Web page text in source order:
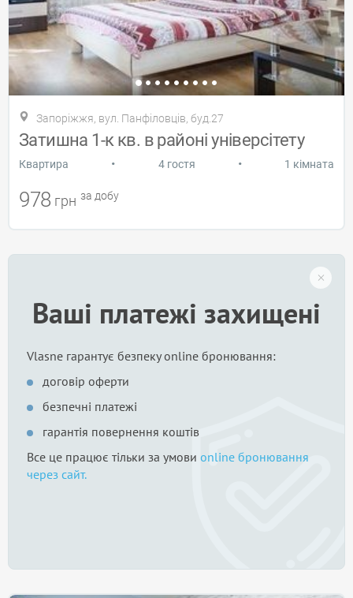
Запоріжжя, вул. Панфіловців, буд.27
Затишна 1-к кв. в районі універсітету
Квартира • 4 гостя • 1 кімната
978 грн за добу
Ваші платежі захищені
Vlasne гарантує безпеку online бронювання:
договір оферти
безпечні платежі
гарантія повернення коштів
Все це працює тільки за умови online бронювання
через сайт.